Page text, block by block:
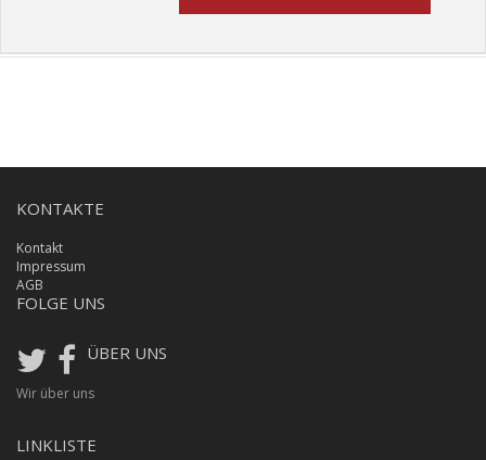
KONTAKTE
Kontakt
Impressum
AGB
FOLGE UNS
ÜBER UNS
Wir über uns
LINKLISTE